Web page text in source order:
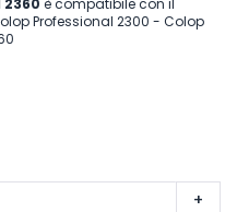
è compatibile con il
Professional 2300 - Colop
+